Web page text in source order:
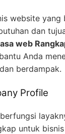
website yang
dan
web
Anda
berdampak.
Profile
untuk